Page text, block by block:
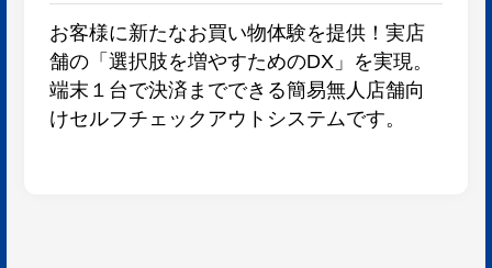
お客様に新たなお買い物体験を提供！実店
舗の「選択肢を増やすためのDX」を実現。
端末１台で決済までできる簡易無人店舗向
けセルフチェックアウトシステムです。